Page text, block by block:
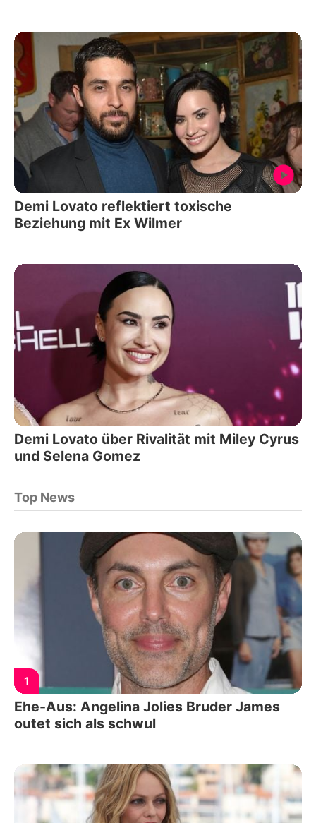
Demi Lovato reflektiert toxische
Beziehung mit Ex Wilmer
Demi Lovato über Rivalität mit Miley Cyrus
und Selena Gomez
Top News
1
Ehe-Aus: Angelina Jolies Bruder James
outet sich als schwul